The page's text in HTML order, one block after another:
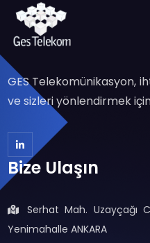
GES Telekomünikasyon,
ve sizleri yönlendirmek
Bize Ulaşın
Serhat Mah. Uzayçağı
Yenimahalle ANKARA